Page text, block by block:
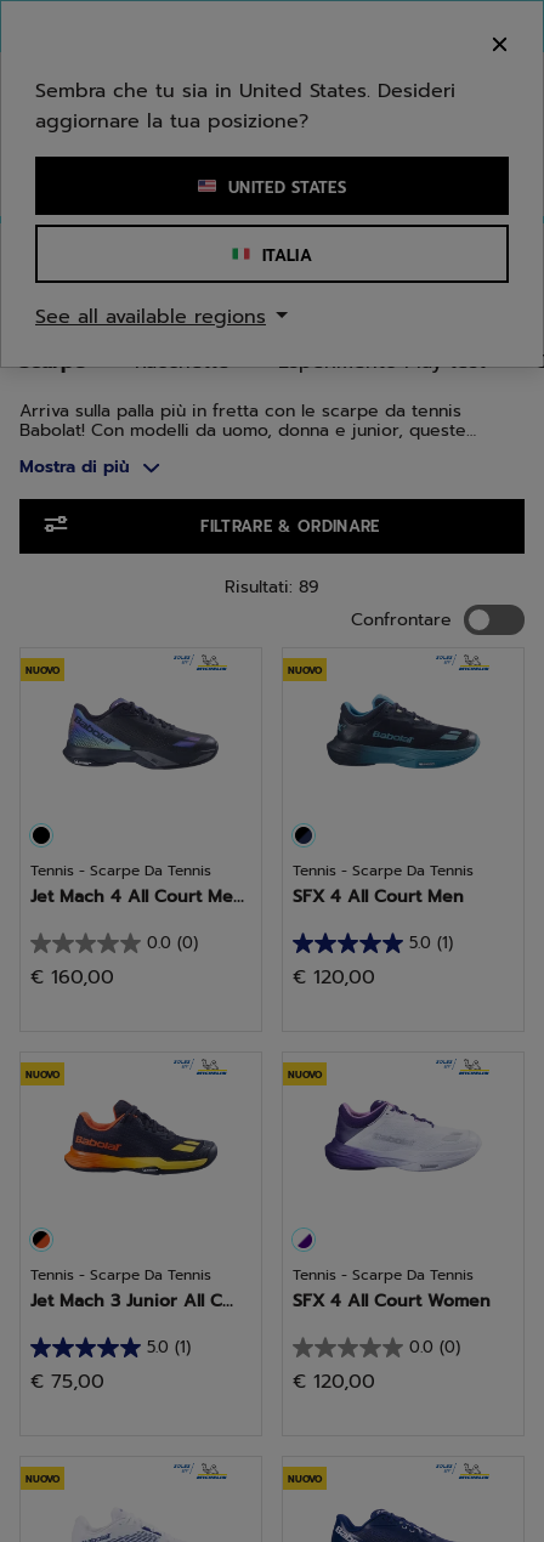
Inserisci una parola chiave o il numero di un articolo
SCARPE DA TENNIS
Racchette Esperimento Play test
Scarpe
Arriva sulla palla più in fretta con le scarpe da tennis
Babolat! Con modelli da uomo, donna e junior, queste
state progettate varie gamme per adattarsi al meglio alla
comfort.
Mostra di più
FILTRARE & ORDINARE
Risultati: 89
Confrontare
NUOVO
Tennis - Scarpe Da Tennis
Jet Mach 4 All Court Me...
0.0 (0)
0.0
su
€ 160,00
NUOVO
Tennis - Scarpe Da Tennis
SFX 4 All Court Men
5.0 (1)
5.0
su
1
recensione
€ 120,00
NUOVO
Tennis - Scarpe Da Tennis
Jet Mach 3 Junior All C...
5.0 (1)
5.0
su
1
recensione
€ 75,00
NUOVO
Tennis - Scarpe Da Tennis
SFX 4 All Court Women
0.0 (0)
0.0
su
€ 120,00
NUOVO NUOVO
Sembra che tu sia in United States. Desideri
aggiornare la tua posizione?
UNITED STATES
ITALIA
See all available regions